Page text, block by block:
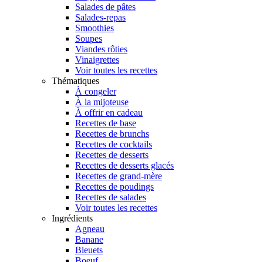
Salades de pâtes
Salades-repas
Smoothies
Soupes
Viandes rôties
Vinaigrettes
Voir toutes les recettes
Thématiques
À congeler
À la mijoteuse
À offrir en cadeau
Recettes de base
Recettes de brunchs
Recettes de cocktails
Recettes de desserts
Recettes de desserts glacés
Recettes de grand-mère
Recettes de poudings
Recettes de salades
Voir toutes les recettes
Ingrédients
Agneau
Banane
Bleuets